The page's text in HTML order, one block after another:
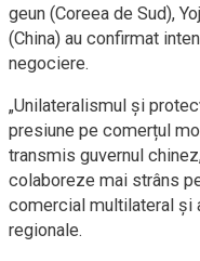
geun (Coreea de Sud),
(China) au confirmat
negociere.
„Unilateralismul și
presiune pe comerțul
transmis guvernul
colaboreze mai strâns
comercial multilateral și
regionale.